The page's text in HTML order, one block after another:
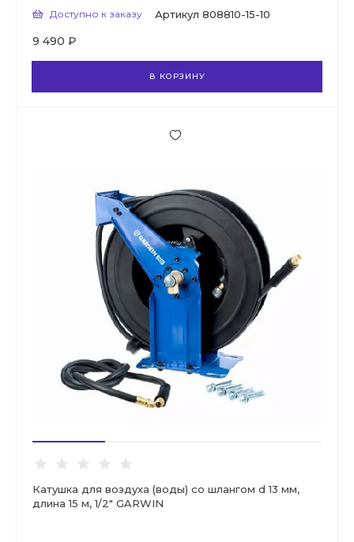
Доступно к заказу Артикул 808810-15-10
9 490 ₽
В КОРЗИНУ
Катушка для воздуха (воды) со шлангом d 13 мм,
длина 15 м, 1/2" GARWIN